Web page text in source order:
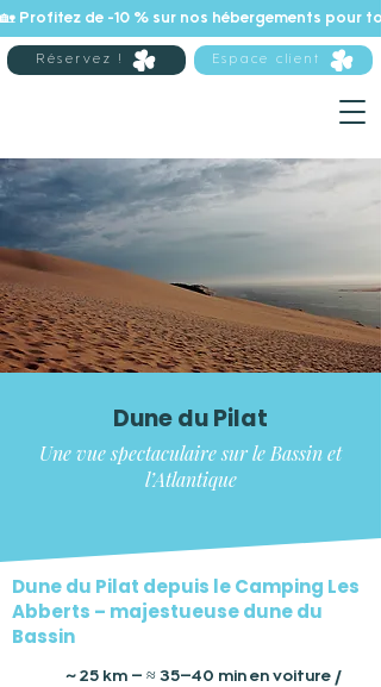
🏡 Profitez de -10 % sur nos hébergements pour
Réservez ! Espace client
Dune du Pilat
Une vue spectaculaire sur le Bassin et
l’Atlantique
Dune du Pilat depuis le Camping Les
Abberts – majestueuse dune du
Bassin
~ 25 km – ≈ 35–40 min en voiture /